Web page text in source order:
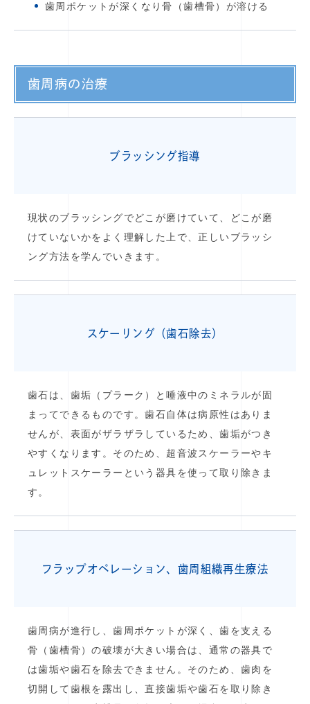
歯周ポケットが深くなり骨（歯槽骨）が溶ける
歯周病の治療
ブラッシング指導
現状のブラッシングでどこが磨けていて、どこが磨
けていないかをよく理解した上で、正しいブラッシ
ング方法を学んでいきます。
スケーリング（歯石除去）
歯石は、歯垢（プラーク）と唾液中のミネラルが固
まってできるものです。歯石自体は病原性はありま
せんが、表面がザラザラしているため、歯垢がつき
やすくなります。そのため、超音波スケーラーやキ
ュレットスケーラーという器具を使って取り除きま
す。
フラップオペレーション、 歯周組織再生療法
歯周病が進行し、歯周ポケットが深く、歯を支える
骨（歯槽骨）の破壊が大きい場合は、通常の器具で
は歯垢や歯石を除去できません。そのため、歯肉を
切開して歯根を露出し、直接歯垢や歯石を取り除き